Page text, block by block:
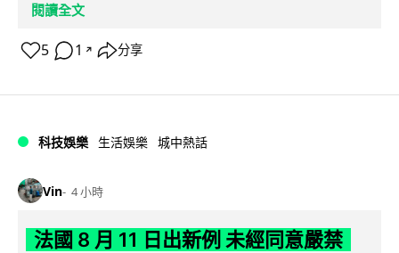
閱讀全文
5 1 ↗ 分享
科技娛樂 生活娛樂 城中熱話
Vin 4 小時
法國 8 月 11 日出新例 未經同意嚴禁